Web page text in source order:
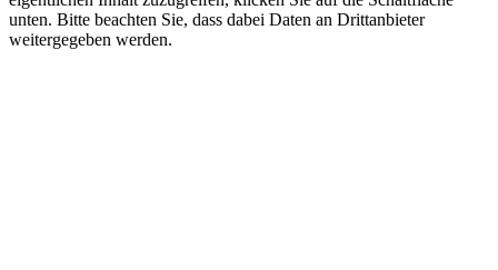
unten. Bitte beachten Sie, dass dabei Daten an Drittanbieter
weitergegeben werden.